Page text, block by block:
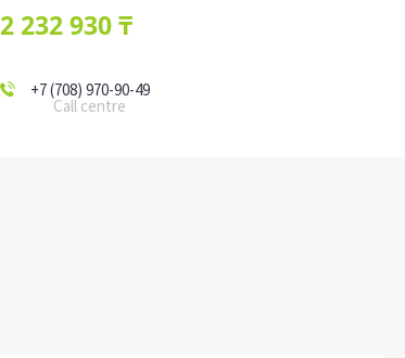
2 232 930 ₸
+7 (708) 970-90-49
Call centre